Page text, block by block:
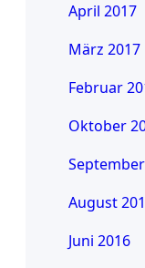
April 2017
März 2017
Februar
Oktober
August
Juni 2016